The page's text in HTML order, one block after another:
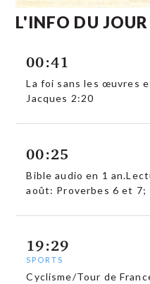
L'INFO DU JOUR
00:41
La foi sans les œuvres
Jacques 2:20
00:25
Bible audio en 1
août: Proverbes 6 et 7;
19:29
SPORTS
Cyclisme/Tour de